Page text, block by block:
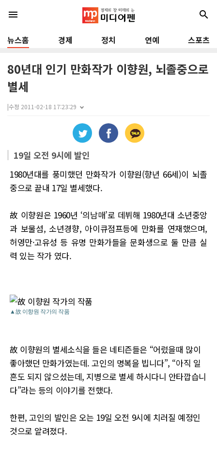
menu search
뉴스홈 경제 정치 연예 스포츠
80년대 인기 만화작가 이향원, 뇌졸중으로
별세
|수정 2011-02-18 17:23:29
19일 오전 9시에 발인
1980년대를 풍미했던 만화작가 이향원(향년 66세)이 뇌졸
중으로 끝내 17일 별세했다.
故 이향원은 1960년 ‘의남매’로 데뷔해 1980년대 소년중앙
과 보물섬, 소년경향, 아이큐점프등에 만화를 연재했으며,
허영만·고유성 등 유명 만화가들을 문화생으로 둘 만큼 실
력 있는 작가 였다.
▲故 이향원 작가의 작품
故 이향원의 별세소식을 들은 네티즌들은 “어렸을때 많이
좋아했던 만화가였는데. 고인의 명복을 빕니다”, “아직 일
흔도 되지 않으셨는데, 지병으로 별세 하시다니 안타깝습니
다”라는 등의 이야기를 전했다.
한편, 고인의 발인은 오는 19일 오전 9시에 치러질 예정인
것으로 알려졌다.